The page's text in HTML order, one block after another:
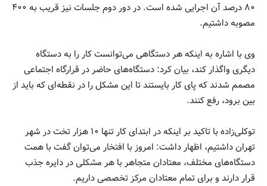
۸۰ درصد آن اجرایی شده است. در دور دوم جلسات نیز قریب به ۴۰۰
مصوبه داشتیم.
وی با اشاره به اینکه هر دستگاهی می‌توانست کار را به دستگاه
دیگری واگذار کند، بیان کرد: دستگاه‌های حاضر در قرارگاه اجتماعی
مصمم شدند که پای کار بایستند تا این مشکل را در نقطه‌ای که باید از
بین برود، رفع کنند.
توکلی‌زاده با تاکید بر اینکه در ابتدای کار تنها ۱۰ هزار تخت در شهر
تهران داشتیم، اظهار داشت: امروز با افتخار می‌توان گفت با همت
دستگاه‌های مختلف، معتادان متجاهر با هر مشکلی در دایره جذب
قرار دارند و برای تمام معتادان مرکز تخصصی داریم.